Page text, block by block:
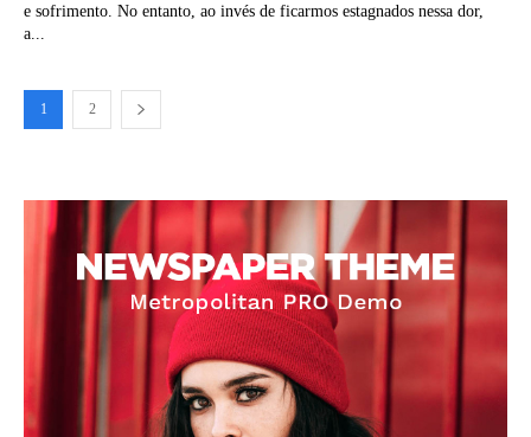
e sofrimento. No entanto, ao invés de ficarmos estagnados nessa dor,
a...
1 2